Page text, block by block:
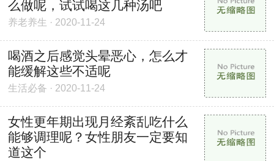
么做呢，试试喝这几种汤吧
养老养生 · 2020-11-24
喝酒之后感觉头晕恶心，怎么才
能缓解这些不适呢
生活必备 · 2020-11-24
女性更年期出现月经紊乱吃什么
能够调理呢？女性朋友一定要知
道这个